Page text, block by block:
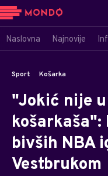
Naslovna Najnovije
Sport Košarka
"Jokić nije
košarkaša":
bivših NBA
Vestbrukom